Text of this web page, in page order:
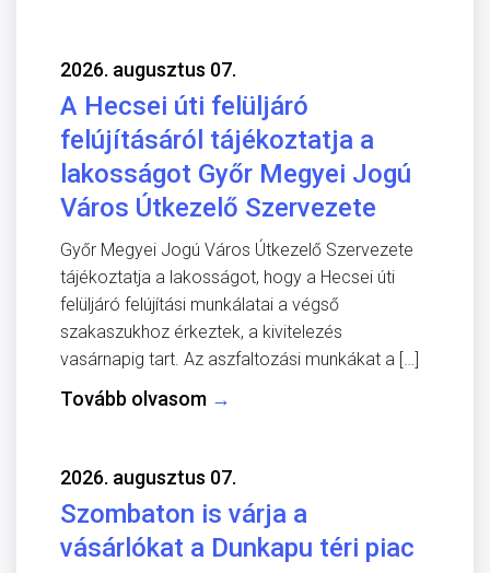
2026. augusztus 07.
A Hecsei úti felüljáró
felújításáról tájékoztatja a
lakosságot Győr Megyei Jogú
Város Útkezelő Szervezete
Győr Megyei Jogú Város Útkezelő Szervezete
tájékoztatja a lakosságot, hogy a Hecsei úti
felüljáró felújítási munkálatai a végső
szakaszukhoz érkeztek, a kivitelezés
vasárnapig tart. Az aszfaltozási munkákat a […]
Tovább olvasom →
2026. augusztus 07.
Szombaton is várja a
vásárlókat a Dunkapu téri piac